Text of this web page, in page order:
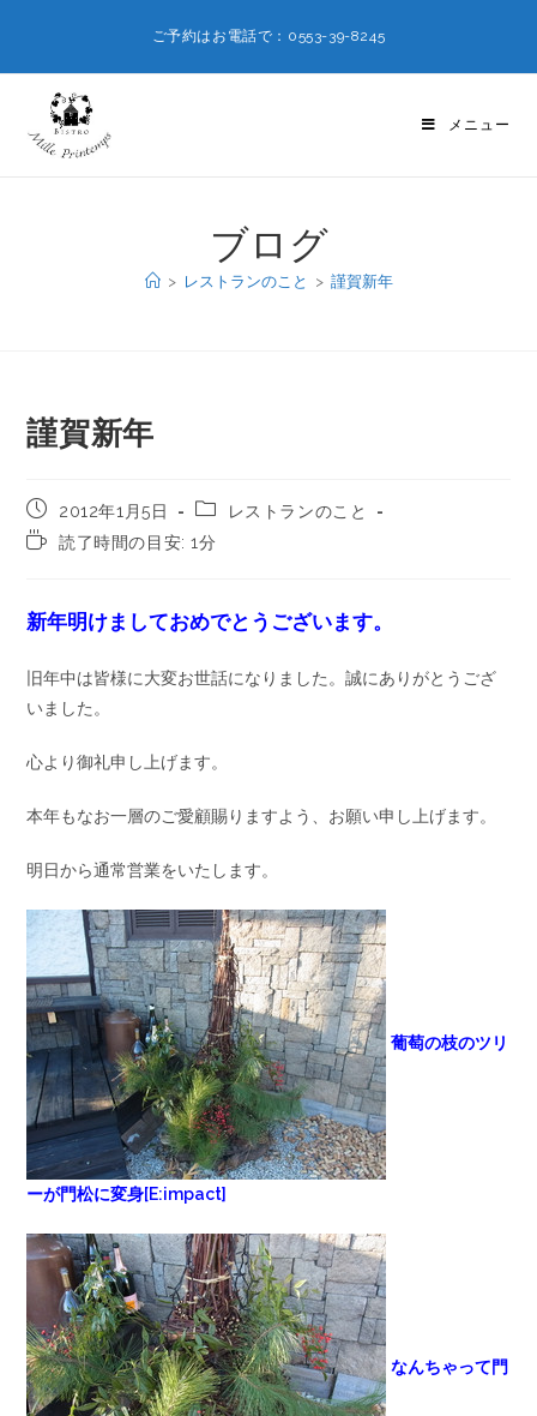
ご予約はお電話で：0553-39-8245
メニュー
ブログ
> レストランのこと > 謹賀新年
謹賀新年
2012年1月5日
レストランのこと
読了時間の目安: 1分
新年明けましておめでとうございます。
旧年中は皆様に大変お世話になりました。誠にありがとうござ
いました。
心より御礼申し上げます。
本年もなお一層のご愛顧賜りますよう、お願い申し上げます。
明日から通常営業をいたします。
葡萄の枝のツリ
ーが門松に変身[E:impact]
なんちゃって門